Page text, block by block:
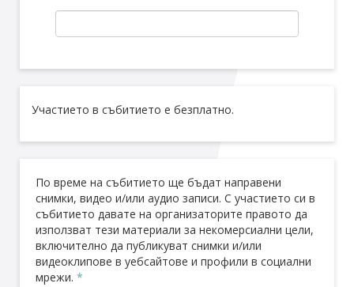
Участието в събитието е безплатно.
По време на събитието ще бъдат направени
снимки, видео и/или аудио записи. С участието си в
събитието давате на организаторите правото да
използват тези материали за некомерсиални цели,
включително да публикуват снимки и/или
видеоклипове в уебсайтове и профили в социални
мрежи. *